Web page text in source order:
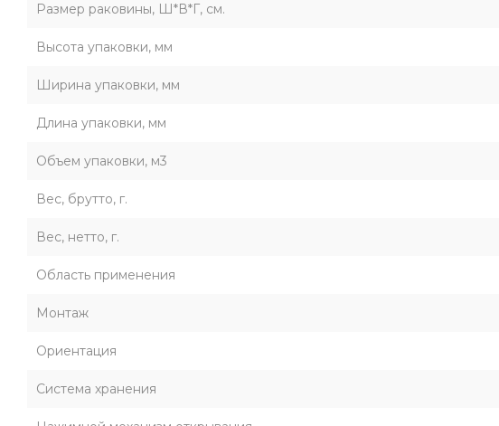
Размер раковины, Ш*В*Г, см.
Высота упаковки, мм
Ширина упаковки, мм
Длина упаковки, мм
Объем упаковки, м3
Вес, брутто, г.
Вес, нетто, г.
Область применения
Монтаж
Ориентация
Система хранения